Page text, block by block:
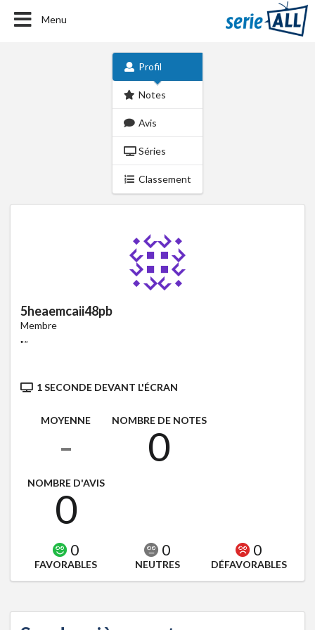
Menu
Profil
Notes
Avis
Séries
Classement
5heaemcaii48pb
Membre
""
1 SECONDE DEVANT L'ÉCRAN
MOYENNE
-
NOMBRE DE NOTES
0
NOMBRE D'AVIS
0
0
FAVORABLES
0
NEUTRES
0
DÉFAVORABLES